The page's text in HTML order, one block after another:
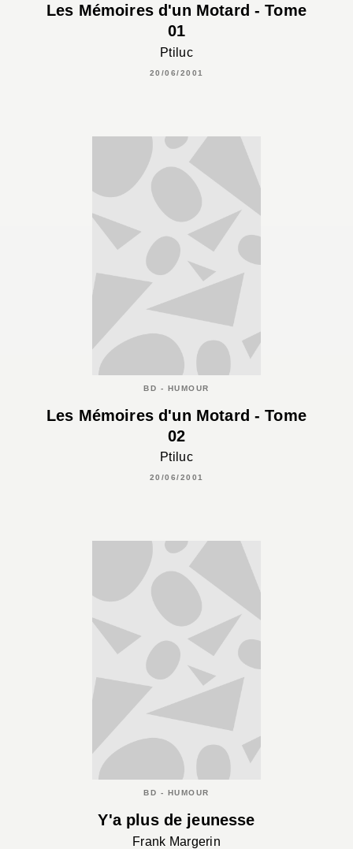
Les Mémoires d'un Motard - Tome
01
Ptiluc
20/06/2001
BD - HUMOUR
Les Mémoires d'un Motard - Tome
02
Ptiluc
20/06/2001
BD - HUMOUR
Y'a plus de jeunesse
Frank Margerin